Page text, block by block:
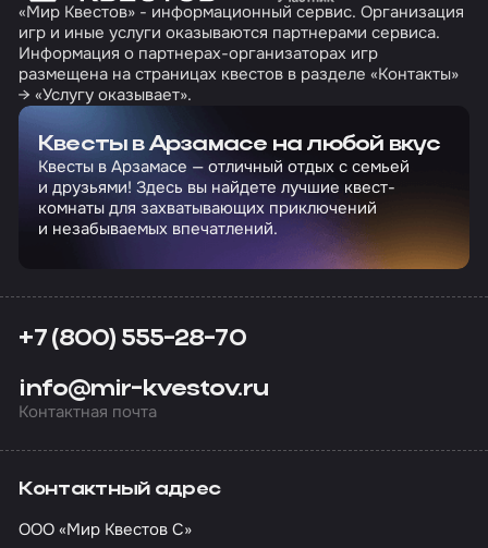
«Мир Квестов» - информационный сервис. Организация
игр и иные услуги оказываются партнерами сервиса.
Информация о партнерах-организаторах игр
размещена на страницах квестов в разделе «Контакты»
→ «Услугу оказывает».
Квесты в Арзамасе на любой вкус
Квесты в Арзамасе — отличный отдых с семьей
и друзьями! Здесь вы найдете лучшие квест-
комнаты для захватывающих приключений
и незабываемых впечатлений.
+7 (800) 555-28-70
info@mir-kvestov.ru
Контактная почта
Контактный адрес
ООО «Мир Квестов С»